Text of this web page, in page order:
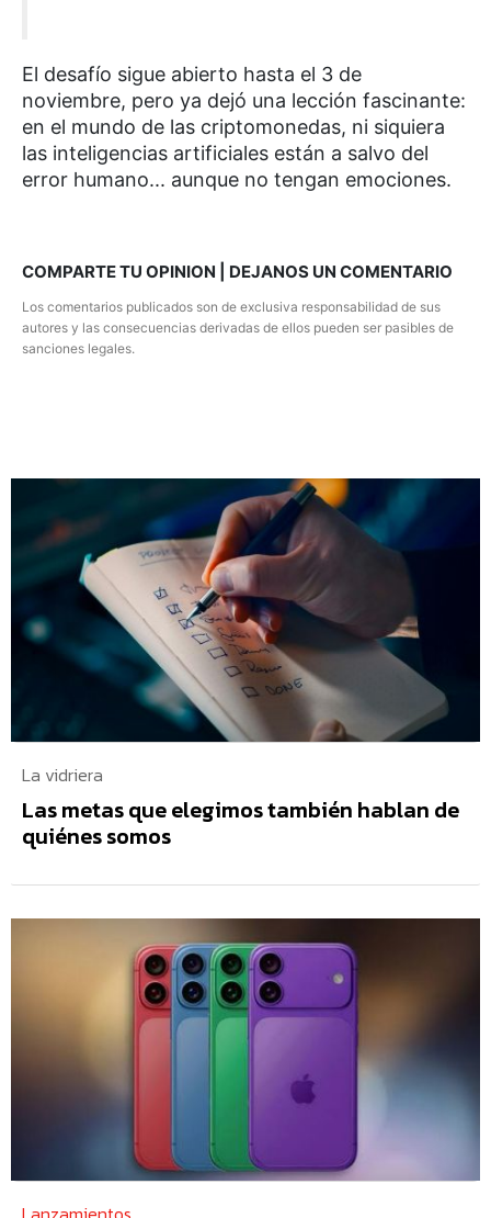
El desafío sigue abierto hasta el 3 de
noviembre, pero ya dejó una lección fascinante:
en el mundo de las criptomonedas, ni siquiera
las inteligencias artificiales están a salvo del
error humano... aunque no tengan emociones.
COMPARTE TU OPINION | DEJANOS UN COMENTARIO
Los comentarios publicados son de exclusiva responsabilidad de sus
autores y las consecuencias derivadas de ellos pueden ser pasibles de
sanciones legales.
La vidriera
Las metas que elegimos también hablan de
quiénes somos